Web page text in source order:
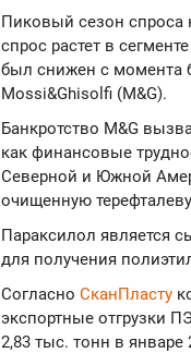
Пиковый сезон спроса
спрос растет в
был снижен с момента
Mossi&Ghisolfi (M&G).
Банкротство M&G
как финансовые
Северной и Южной
очищенную
Параксилол является
для получения
Согласно СканПласту
экспортные отгрузки
2,83 тыс. тонн в